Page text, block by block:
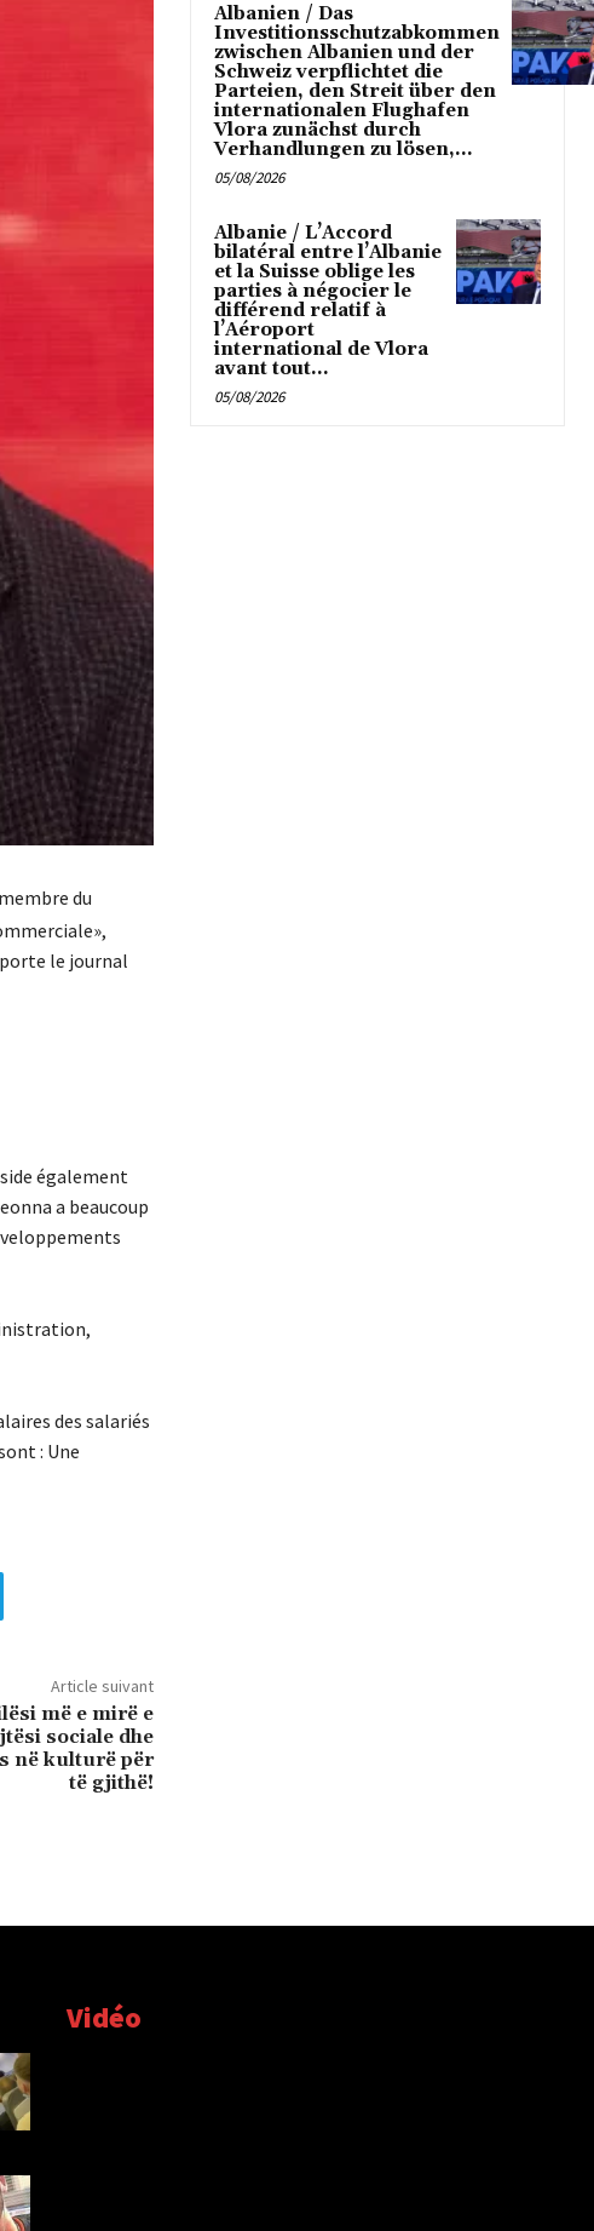
du
le journal
également
a beaucoup
des salariés
: Une
Article suivant
më e mirë e
sociale dhe
në kulturë për
të gjithë!
Albanien / Das
Investitionsschutzabkommen
zwischen Albanien und der
Schweiz verpflichtet die
Parteien, den Streit über den
internationalen Flughafen
Vlora zunächst durch
Verhandlungen zu lösen,...
05/08/2026
Albanie / L’Accord
bilatéral entre l’Albanie
et la Suisse oblige les
parties à négocier le
différend relatif à
l’Aéroport
international de Vlora
avant tout...
05/08/2026
Vidéo